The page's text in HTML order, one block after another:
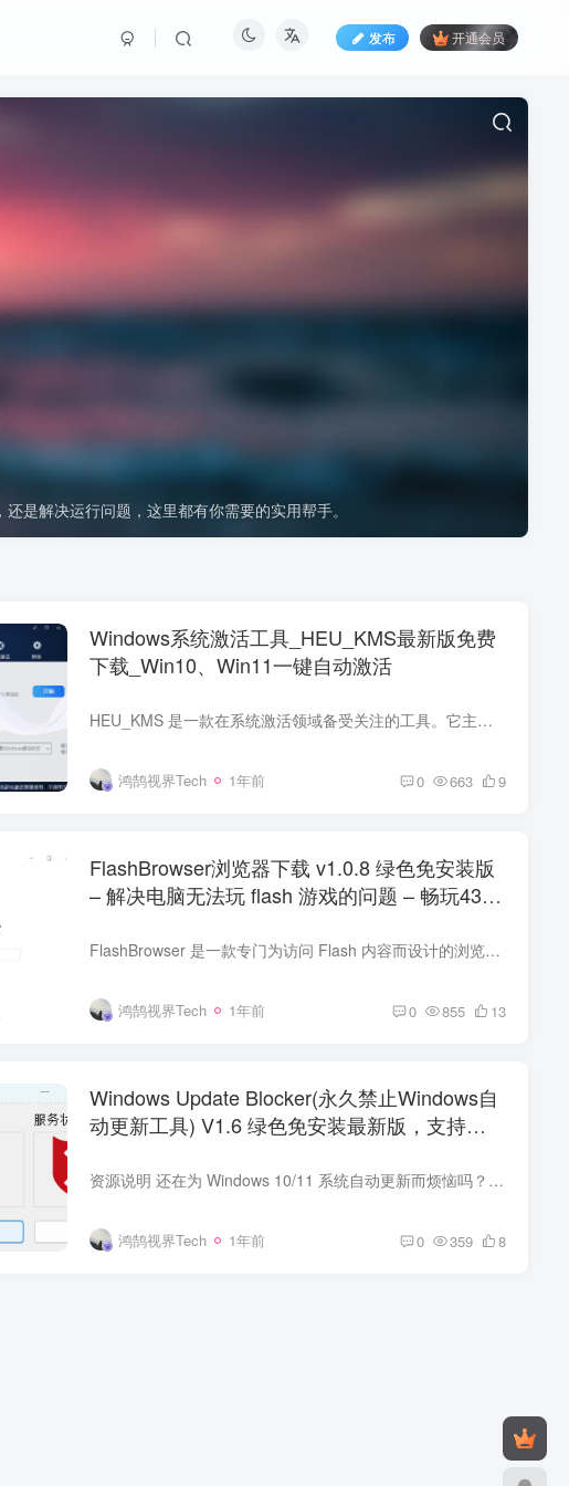
发布 开通会员
是解决运行问题，这里都有你需要的实用帮手。
Windows系统激活工具_HEU_KMS最新版免费
下载_Win10、Win11一键自动激活
HEU_KMS 是一款在系统激活领域备受关注的工具。它主要针对微软 Windows 系列操作系统以及 Office 办公软件提供激活服务。 工作原理 HEU_KMS 运用了模拟 KMS 服务器的技术。KMS（Key Management ...
鸿鹄视界Tech 1年前 0 663 9
FlashBrowser浏览器下载 v1.0.8 绿色免安装版
– 解决电脑无法玩 flash 游戏的问题 – 畅玩4399
FlashBrowser 是一款专门为访问 Flash 内容而设计的浏览器 软件特点 小巧轻便：软件体积小，占用内存少，运行流畅，对系统资源的占用较低，不会给设备带来过多负担13。 简洁易用：界面简洁直观...
鸿鹄视界Tech 1年前 0 855 13
Windows Update Blocker(永久禁止Windows自
动更新工具) V1.6 绿色免安装最新版，支持
资源说明 还在为 Windows 10/11 系统自动更新而烦恼吗？尤其是电脑配置比较老旧的朋友，一旦遇上自动更新，甚至可能导致系统崩溃。别担心，Windows Update Blocker 来帮您解决难题！它的最大亮...
鸿鹄视界Tech 1年前 0 359 8